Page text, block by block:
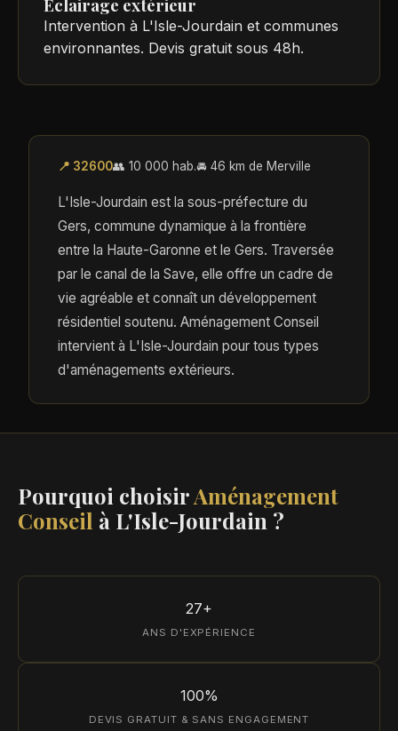
Éclairage extérieur
Intervention à L'Isle-Jourdain et communes
environnantes. Devis gratuit sous 48h.
📍 32600👥 10 000 hab.🚘 46 km de Merville
L'Isle-Jourdain est la sous-préfecture du
Gers, commune dynamique à la frontière
entre la Haute-Garonne et le Gers. Traversée
par le canal de la Save, elle offre un cadre de
vie agréable et connaît un développement
résidentiel soutenu. Aménagement Conseil
intervient à L'Isle-Jourdain pour tous types
d'aménagements extérieurs.
Pourquoi choisirAménagement
Conseil à L'Isle-Jourdain ?
27+
ANS D'EXPÉRIENCE
100%
DEVIS GRATUIT & SANS ENGAGEMENT